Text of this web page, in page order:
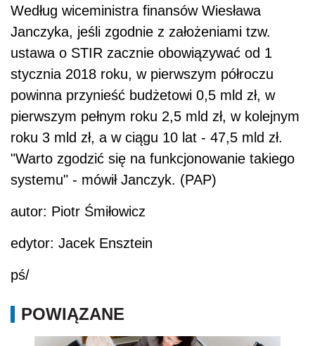
Według wiceministra finansów Wiesława
Janczyka, jeśli zgodnie z założeniami tzw.
ustawa o STIR zacznie obowiązywać od 1
stycznia 2018 roku, w pierwszym półroczu
powinna przynieść budżetowi 0,5 mld zł, w
pierwszym pełnym roku 2,5 mld zł, w kolejnym
roku 3 mld zł, a w ciągu 10 lat - 47,5 mld zł.
"Warto zgodzić się na funkcjonowanie takiego
systemu" - mówił Janczyk. (PAP)
autor: Piotr Śmiłowicz
edytor: Jacek Ensztein
pś/
POWIĄZANE